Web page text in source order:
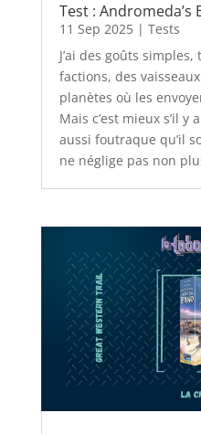
Test : Andromeda’s
11 Sep 2025| Tests
J’ai des goûts
factions, des
planètes où les
Mais c’est mieux s’il
aussi foutraque qu’il
ne néglige pas non